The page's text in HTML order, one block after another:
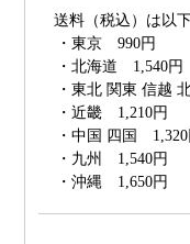
送料（税込）は以下
・東京 990円
・北海道 1,540円
・東北 関東 信越
・近畿 1,210円
・中国 四国 1,320
・九州 1,540円
・沖縄 1,650円